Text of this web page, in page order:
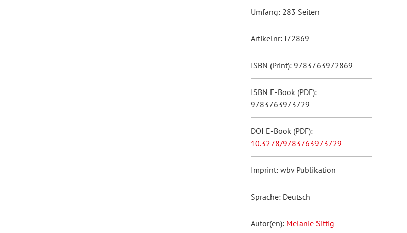
Umfang: 283 Seiten
Artikelnr: I72869
ISBN (Print): 9783763972869
ISBN E-Book (PDF):
9783763973729
DOI E-Book (PDF):
10.3278/9783763973729
Imprint: wbv Publikation
Sprache: Deutsch
Autor(en): Melanie Sittig